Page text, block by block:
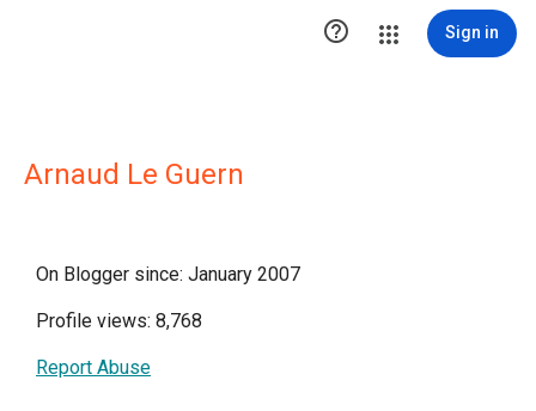
 Sign in
Arnaud Le Guern
On Blogger since: January 2007
Profile views: 8,768
Report Abuse